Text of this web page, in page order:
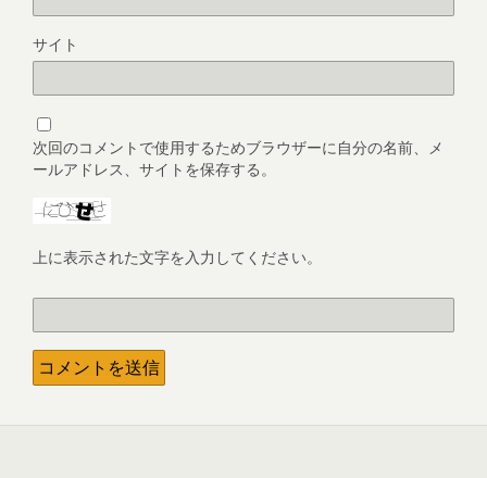
サイト
次回のコメントで使用するためブラウザーに自分の名前、メ
ールアドレス、サイトを保存する。
上に表示された文字を入力してください。